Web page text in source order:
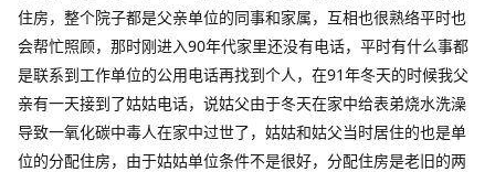
住房，整个院子都是父亲单位的同事和家属，互相也很熟络平时也
会帮忙照顾，那时刚进入90年代家里还没有电话，平时有什么事都
是联系到工作单位的公用电话再找到个人，在91年冬天的时候我父
亲有一天接到了姑姑电话，说姑父由于冬天在家中给表弟烧水洗澡
导致一氧化碳中毒人在家中过世了，姑姑和姑父当时居住的也是单
位的分配住房，由于姑姑单位条件不是很好，分配住房是老旧的两